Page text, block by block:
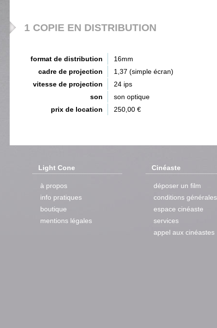
1 COPIE EN DISTRIBUTION
format de distribution
16mm
cadre de projection
1,37 (simple écran)
vitesse de projection
24 ips
son
son optique
prix de location
250,00 €
Light Cone
à propos
info pratiques
boutique
mentions légales
Cinéaste
déposer un film
conditions générales
espace cinéaste
services
appel aux cinéastes